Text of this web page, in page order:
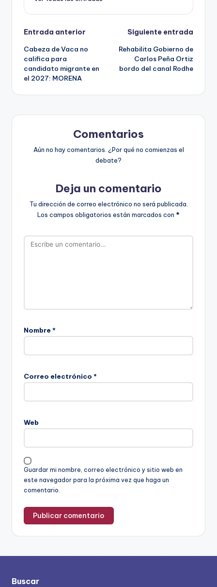
Navegación
de
entradas
Entrada anterior
Cabeza de Vaca no
califica para
candidato migrante en
el 2027: MORENA
Siguiente entrada
Rehabilita Gobierno de
Carlos Peña Ortiz
bordo del canal Rodhe
Comentarios
Aún no hay comentarios. ¿Por qué no comienzas el
debate?
Deja un comentario
Tu dirección de correo electrónico no será publicada.
Los campos obligatorios están marcados con *
Nombre *
Correo electrónico *
Web
Guardar mi nombre, correo electrónico y sitio web en
este navegador para la próxima vez que haga un
comentario.
Buscar